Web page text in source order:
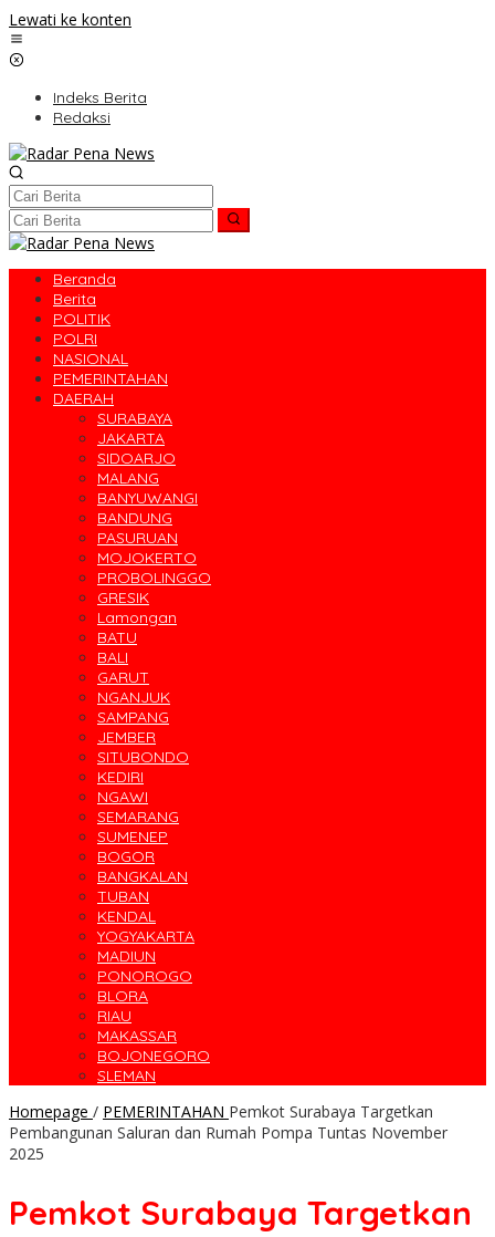
Lewati ke konten
Indeks Berita
Redaksi
Beranda
Berita
POLITIK
POLRI
NASIONAL
PEMERINTAHAN
DAERAH
SURABAYA
JAKARTA
SIDOARJO
MALANG
BANYUWANGI
BANDUNG
PASURUAN
MOJOKERTO
PROBOLINGGO
GRESIK
Lamongan
BATU
BALI
GARUT
NGANJUK
SAMPANG
JEMBER
SITUBONDO
KEDIRI
NGAWI
SEMARANG
SUMENEP
BOGOR
BANGKALAN
TUBAN
KENDAL
YOGYAKARTA
MADIUN
PONOROGO
BLORA
RIAU
MAKASSAR
BOJONEGORO
SLEMAN
Homepage / PEMERINTAHAN Pemkot Surabaya Targetkan
Pembangunan Saluran dan Rumah Pompa Tuntas November
2025
Pemkot Surabaya Targetkan